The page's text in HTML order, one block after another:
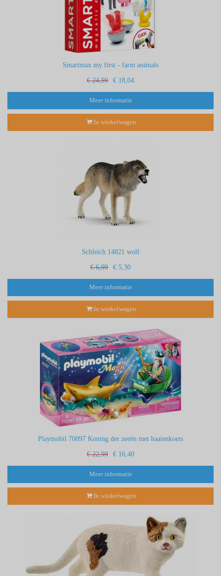
Smartmax my first - farm animals
€ 24,99 € 18,04
Meer informatie
In winkelwagen
Schleich 14821 wolf
€ 6,99 € 5,30
Meer informatie
In winkelwagen
Playmobil 70097 Koning der zeeën met haaienkoets
€ 22,99 € 16,40
Meer informatie
In winkelwagen